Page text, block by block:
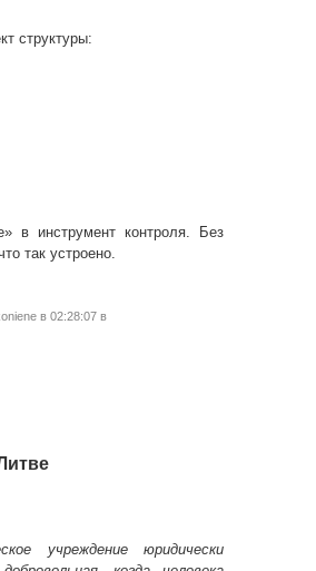
структуры:
в инструмент контроля. Без
так устроено.
в 02:28:07 в
учреждение юридически